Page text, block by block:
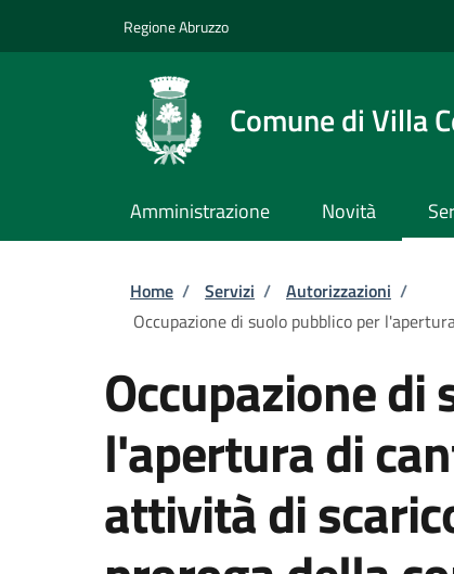
Regione Abruzzo
Comune di Villa
Amministrazione Novità
Briciole di pane
Home / Servizi / Autorizzazioni /
Occupazione di suolo pubblico per
Occupazione
l'apertura di
attività di